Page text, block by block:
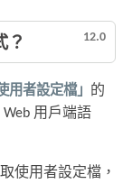
12.0
？
用者設定檔」
的
用戶端語
使用者設定檔，